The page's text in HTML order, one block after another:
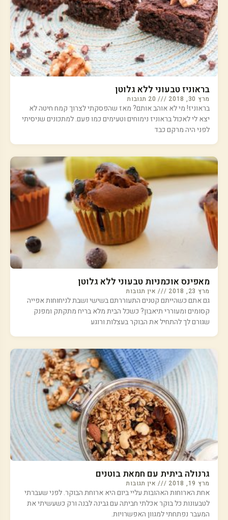
בראוניז טבעוני ללא גלוטן
מרץ 30, 2018 20 תגובות
בראוניז! מי לא אוהב אותם? מאז שהפסקתי לצרוך קמח חיטה לא
יצא לי לאכול בראוניז נימוחים וטעימים כמו פעם. למתכונים שניסיתי
לפני היה מרקם כבד
מאפינס אוכמניות טבעוני ללא גלוטן
מרץ 23, 2018 אין תגובות
גם אתם כשהייתם קטנים התעוררתם בשישי ושבת לניחוחות אפייה
קסומים ומעוררי תיאבון? כשכל הבית מלא בריח מתקתק ומפנק
שגורם לך להתחיל את הבוקר בעצלות ורוגע
גרנולה ביתית עם חמאת בוטנים
מרץ 19, 2018 אין תגובות
אחת הארוחות האהובות עליי ביום היא ארוחת הבוקר. לפני שעברתי
לטבעונות כל בוקר אכלתי חביתה עם גבינה לבנה ורק כשעשיתי את
המעבר נפתחתי למגוון האפשרויות.